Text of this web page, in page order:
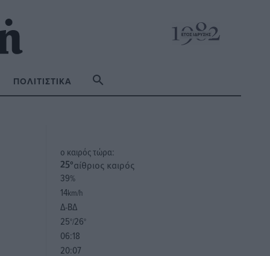
ΠΟΛΙΤΙΣΤΙΚΆ
o καιρός τώρα:
25°αίθριος καιρός
39%
14km/h
Δ-ΒΔ
25°/26°
06:18
20:07